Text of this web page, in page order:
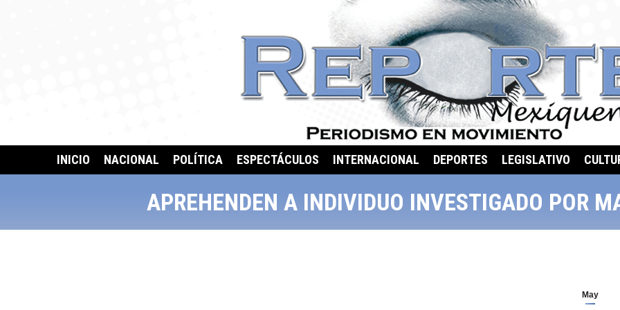
INICIO NACIONAL POLÍTICA ESPECTÁCULOS INTERNACIONAL DEPORTES LEGISLATIVO
APREHENDEN A INDIVIDUO INVESTIGADO POR
May